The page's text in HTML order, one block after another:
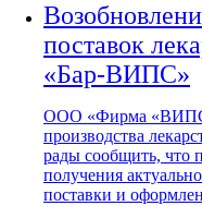
поставок
«Бар-ВИПС»
ООО «Фирма
производства
рады сообщить, что
получения
поставки и